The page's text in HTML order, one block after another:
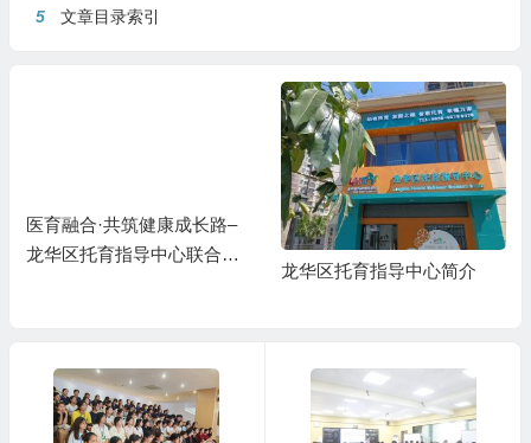
5
文章目录索引
医育融合·共筑健康成长路–
龙华区托育指导中心联合海
龙华区托育指导中心简介